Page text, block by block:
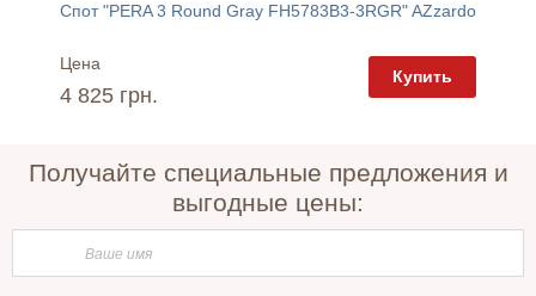
Спот "PERA 3 Round Gray FH5783B3-3RGR" AZzardo
Цена
4 825 грн.
Купить
Получайте специальные предложения и
выгодные цены: